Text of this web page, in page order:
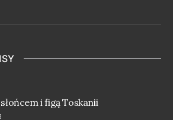
i figą Toskanii